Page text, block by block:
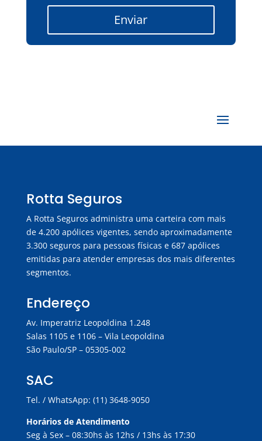
Enviar
Rotta Seguros
A Rotta Seguros administra uma carteira com mais
de 4.200 apólices vigentes, sendo aproximadamente
3.300 seguros para pessoas físicas e 687 apólices
emitidas para atender empresas dos mais diferentes
segmentos.
Endereço
Av. Imperatriz Leopoldina 1.248
Salas 1105 e 1106 – Vila Leopoldina
São Paulo/SP – 05305-002
SAC
Tel. / WhatsApp: (11) 3648-9050
Horários de Atendimento
Seg à Sex – 08:30hs às 12hs / 13hs às 17:30